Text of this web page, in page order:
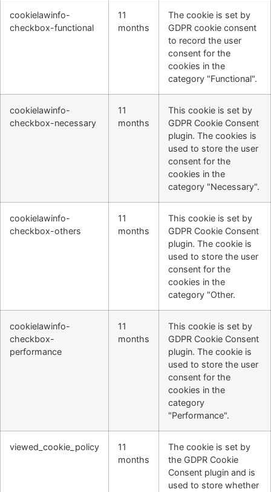
cookielawinfo-
checkbox-functional
11
months
The cookie is set by
GDPR cookie consent
to record the user
consent for the
cookies in the
category "Functional".
cookielawinfo-
checkbox-necessary
11
months
This cookie is set by
GDPR Cookie Consent
plugin. The cookies is
used to store the user
consent for the
cookies in the
category "Necessary".
cookielawinfo-
checkbox-others
11
months
This cookie is set by
GDPR Cookie Consent
plugin. The cookie is
used to store the user
consent for the
cookies in the
category "Other.
cookielawinfo-
checkbox-
performance
11
months
This cookie is set by
GDPR Cookie Consent
plugin. The cookie is
used to store the user
consent for the
cookies in the
category
"Performance".
viewed_cookie_policy
11
months
The cookie is set by
the GDPR Cookie
Consent plugin and is
used to store whether